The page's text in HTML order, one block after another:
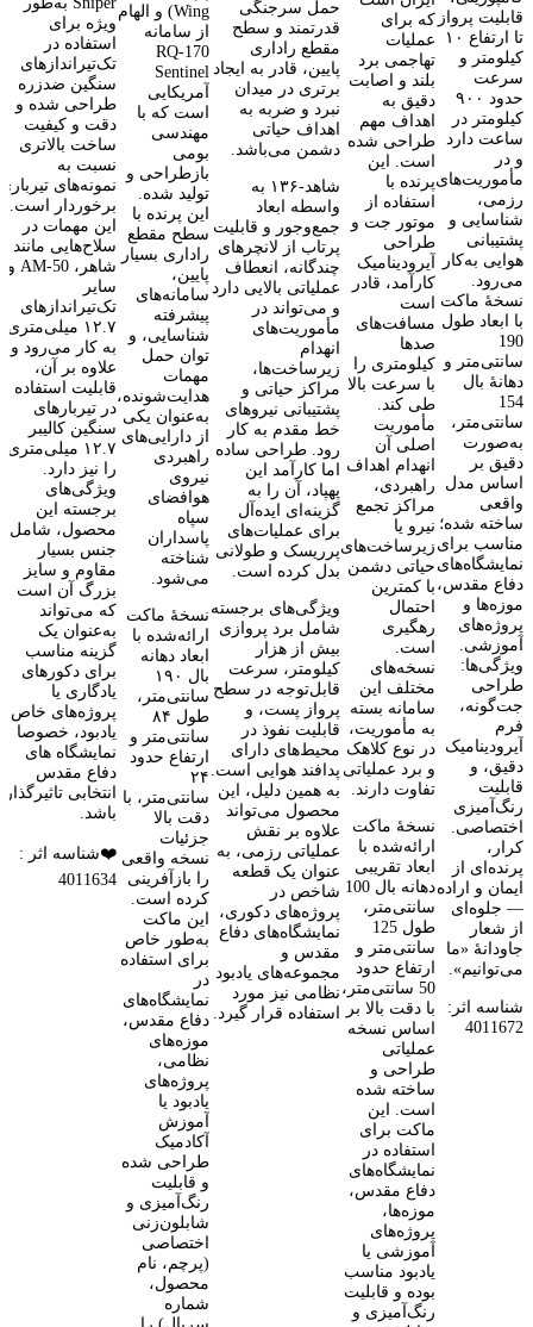
قابلیت پرواز
تا ارتفاع ۱۰
کیلومتر و
سرعت
حدود ۹۰۰
کیلومتر در
ساعت دارد
و در
مأموریت‌های
رزمی،
شناسایی و
پشتیبانی
هوایی به‌کار
می‌رود.
نسخهٔ ماکت
با ابعاد طول
190
سانتی‌متر و
دهانهٔ بال
154
سانتی‌متر،
به‌صورت
دقیق بر
اساس مدل
واقعی
ساخته شده؛
مناسب برای
نمایشگاه‌های
دفاع مقدس،
موزه‌ها و
پروژه‌های
آموزشی.
ویژگی‌ها:
طراحی
جت‌گونه،
فرم
آیرودینامیک
دقیق، و
قابلیت
رنگ‌آمیزی
اختصاصی.
کرار،
پرنده‌ای از
ایمان و اراده
— جلوه‌ای
از شعار
جاودانۀ «ما
می‌توانیم».
شناسه اثر:
4011672
که برای
عملیات
تهاجمی برد
بلند و اصابت
دقیق به
اهداف مهم
طراحی شده
است. این
پرنده با
استفاده از
موتور جت و
طراحی
آیرودینامیک
کارآمد، قادر
است
مسافت‌های
صدها
کیلومتری را
با سرعت بالا
طی کند.
مأموریت
اصلی آن
انهدام اهداف
راهبردی،
مراکز تجمع
نیرو یا
زیرساخت‌های
حیاتی دشمن
با کمترین
احتمال
رهگیری
است.
نسخه‌های
مختلف این
سامانه بسته
به مأموریت،
در نوع کلاهک
و برد عملیاتی
تفاوت دارند.
نسخهٔ ماکت
ارائه‌شده با
ابعاد تقریبی
دهانه بال 100
سانتی‌متر،
طول 125
سانتی‌متر و
ارتفاع حدود
50 سانتی‌متر،
با دقت بالا بر
اساس نسخه
عملیاتی
طراحی و
ساخته شده
است. این
ماکت برای
استفاده در
نمایشگاه‌های
دفاع مقدس،
موزه‌ها،
پروژه‌های
آموزشی یا
یادبود مناسب
بوده و قابلیت
رنگ‌آمیزی و
حمل سرجنگی
قدرتمند و سطح
مقطع راداری
پایین، قادر به ایجاد
برتری در میدان
نبرد و ضربه به
اهداف حیاتی
دشمن می‌باشد.
شاهد‑۱۳۶ به
واسطه ابعاد
جمع‌وجور و قابلیت
پرتاب از لانچرهای
چندگانه، انعطاف
عملیاتی بالایی دارد
و می‌تواند در
مأموریت‌های
انهدام
زیرساخت‌ها،
مراکز حیاتی و
پشتیبانی نیروهای
خط مقدم به کار
رود. طراحی ساده
اما کارآمد این
پهپاد، آن را به
گزینه‌ای ایده‌آل
برای عملیات‌های
پرریسک و طولانی
بدل کرده است.
ویژگی‌های برجسته
شامل برد پروازی
بیش از هزار
کیلومتر، سرعت
قابل‌توجه در سطح
پرواز پست، و
قابلیت نفوذ در
محیط‌های دارای
پدافند هوایی است.
به همین دلیل، این
محصول می‌تواند
علاوه بر نقش
عملیاتی رزمی، به
عنوان یک قطعه
شاخص در
پروژه‌های دکوری،
نمایشگاه‌های دفاع
مقدس و
مجموعه‌های یادبود
نظامی نیز مورد
استفاده قرار گیرد.
Wing) و الهام
از سامانه
RQ‑170
Sentinel
آمریکایی
است که با
مهندسی
بومی
بازطراحی و
تولید شده.
این پرنده با
سطح مقطع
راداری بسیار
پایین،
سامانه‌های
پیشرفته
شناسایی، و
توان حمل
مهمات
هدایت‌شونده،
به‌عنوان یکی
از دارایی‌های
راهبردی
نیروی
هوافضای
سپاه
پاسداران
شناخته
می‌شود.
نسخهٔ ماکت
ارائه‌شده با
ابعاد دهانه
بال ۱۹۰
سانتی‌متر،
طول ۸۴
سانتی‌متر و
ارتفاع حدود
۲۴
سانتی‌متر، با
دقت بالا
جزئیات
نسخه واقعی
را بازآفرینی
کرده است.
این ماکت
به‌طور خاص
برای استفاده
در
نمایشگاه‌های
دفاع مقدس،
موزه‌های
نظامی،
پروژه‌های
یادبود یا
آموزش
آکادمیک
طراحی شده
و قابلیت
رنگ‌آمیزی و
شابلون‌زنی
اختصاصی
(پرچم، نام
محصول،
شماره
ویژه برای
استفاده در
تک‌تیراندازهای
سنگین ضدزره
طراحی شده و
دقت و کیفیت
ساخت بالاتری
نسبت به
نمونه‌های تیرباری
برخوردار است.
این مهمات در
سلاح‌هایی مانند
شاهر، AM-50 و
سایر
تک‌تیراندازهای
۱۲.۷ میلی‌متری
به کار می‌رود و
علاوه بر آن،
قابلیت استفاده
در تیربارهای
سنگین کالیبر
۱۲.۷ میلی‌متری
را نیز دارد.
ویژگی‌های
برجسته این
محصول، شامل
جنس بسیار
مقاوم و سایز
بزرگ آن است
که می‌تواند
به‌عنوان یک
گزینه مناسب
برای دکورهای
یادگاری یا
پروژه‌های خاص
یادبود، خصوصا
نمایشگاه های
دفاع مقدس
انتخابی تاثیرگذار
باشد.
❤️شناسه اثر :
4011634